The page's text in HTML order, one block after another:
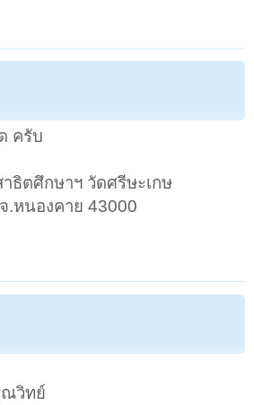
ครับ
ธิตศึกษาฯ วัดศรีษะเกษ
.หนองคาย 43000
วิทย์